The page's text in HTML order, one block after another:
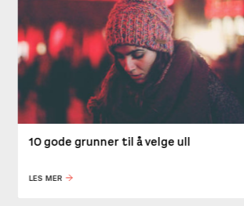
10 gode grunner til å velge ull
LES MER